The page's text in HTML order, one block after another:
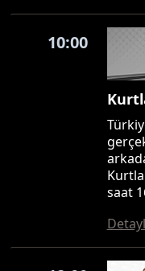
10:00
saat